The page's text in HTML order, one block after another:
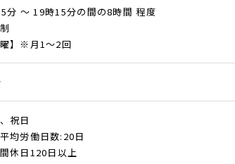
分 ～ 19時15分の間の8時間 程度
曜】※月1〜2回
祝日
均労働日数:20日
休日120日以上